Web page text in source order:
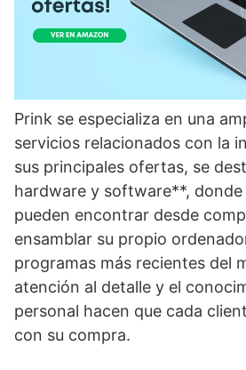
Prink se especializa en una
servicios relacionados con la
sus principales ofertas, se
hardware y software**, donde
pueden encontrar desde
ensamblar su propio
programas más recientes del
atención al detalle y el
personal hacen que cada
con su compra.